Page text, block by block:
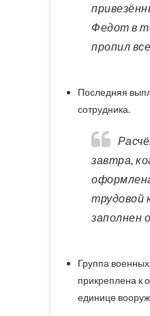
Федот в
пропил
Последняя
сотрудника.
Расчёт вы получите
завтра,
трудовой
заполнен
Группа
прикреплена к
единице